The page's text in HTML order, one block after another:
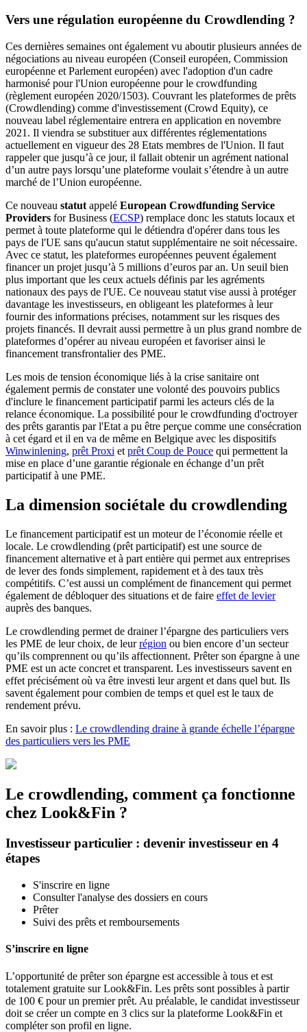
Vers une régulation européenne du Crowdlending ?
Ces dernières semaines ont également vu aboutir plusieurs années de
négociations au niveau européen (Conseil européen, Commission
européenne et Parlement européen) avec l'adoption d'un cadre
harmonisé pour l'Union européenne pour le crowdfunding
(règlement européen 2020/1503). Couvrant les plateformes de prêts
(Crowdlending) comme d'investissement (Crowd Equity), ce
nouveau label réglementaire entrera en application en novembre
2021. Il viendra se substituer aux différentes réglementations
actuellement en vigueur des 28 Etats membres de l'Union. Il faut
rappeler que jusqu’à ce jour, il fallait obtenir un agrément national
d’un autre pays lorsqu’une plateforme voulait s’étendre à un autre
marché de l’Union européenne.
Ce nouveau statut appelé European Crowdfunding Service
Providers for Business (ECSP) remplace donc les statuts locaux et
permet à toute plateforme qui le détiendra d'opérer dans tous les
pays de l'UE sans qu'aucun statut supplémentaire ne soit nécessaire.
Avec ce statut, les plateformes européennes peuvent également
financer un projet jusqu’à 5 millions d’euros par an. Un seuil bien
plus important que les ceux actuels définis par les agréments
nationaux des pays de l'UE. Ce nouveau statut vise aussi à protéger
davantage les investisseurs, en obligeant les plateformes à leur
fournir des informations précises, notamment sur les risques des
projets financés. Il devrait aussi permettre à un plus grand nombre de
plateformes d’opérer au niveau européen et favoriser ainsi le
financement transfrontalier des PME.
Les mois de tension économique liés à la crise sanitaire ont
également permis de constater une volonté des pouvoirs publics
d'inclure le financement participatif parmi les acteurs clés de la
relance économique. La possibilité pour le crowdfunding d'octroyer
des prêts garantis par l'Etat a pu être perçue comme une consécration
à cet égard et il en va de même en Belgique avec les dispositifs
Winwinlening, prêt Proxi et prêt Coup de Pouce qui permettent la
mise en place d’une garantie régionale en échange d’un prêt
participatif à une PME.
La dimension sociétale du crowdlending
Le financement participatif est un moteur de l’économie réelle et
locale. Le crowdlending (prêt participatif) est une source de
financement alternative et à part entière qui permet aux entreprises
de lever des fonds simplement, rapidement et à des taux très
compétitifs. C’est aussi un complément de financement qui permet
également de débloquer des situations et de faire effet de levier
auprès des banques.
Le crowdlending permet de drainer l’épargne des particuliers vers
les PME de leur choix, de leurrégion ou bien encore d’un secteur
qu’ils comprennent ou qu’ils affectionnent. Prêter son épargne à une
PME est un acte concret et transparent. Les investisseurs savent en
effet précisément où va être investi leur argent et dans quel but. Ils
savent également pour combien de temps et quel est le taux de
rendement prévu.
En savoir plus : Le crowdlending draine à grande échelle l’épargne
des particuliers vers les PME
Le crowdlending, comment ça fonctionne
chez Look&Fin ?
Investisseur particulier : devenir investisseur en 4
étapes
S'inscrire en ligne
Consulter l'analyse des dossiers en cours
Prêter
Suivi des prêts et remboursements
S’inscrire en ligne
L’opportunité de prêter son épargne est accessible à tous et est
totalement gratuite sur Look&Fin. Les prêts sont possibles à partir
de 100 € pour un premier prêt. Au préalable, le candidat investisseur
doit se créer un compte en 3 clics sur la plateforme Look&Fin et
compléter son profil en ligne.